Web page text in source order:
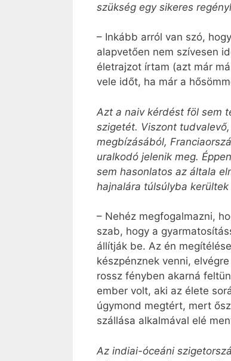
szükség egy sikeres
– Inkább arról van szó,
alapvetően nem szívesen
életrajzot írtam (azt már
vele időt, ha már a
Azt a naiv kérdést föl sem
szigetét. Viszont
megbízásából,
uralkodó jelenik meg.
sem hasonlatos az általa
hajnalára túlsúlyba
– Nehéz megfogalmazni,
szab, hogy a
állítják be. Az én
készpénznek venni,
rossz fényben akarná
ember volt, aki az élete
úgymond megtért, mert
szállása alkalmával elé
Az indiai-óceáni